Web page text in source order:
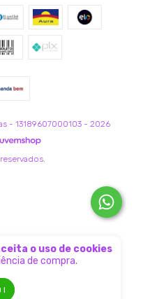
o uso de cookies
de compra.
- 13189607000103 - 2026